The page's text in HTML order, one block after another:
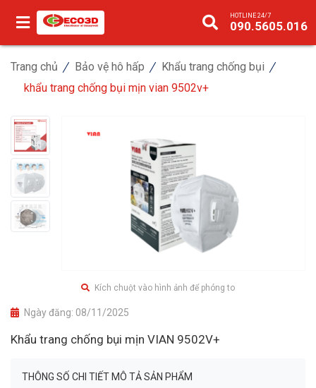
HOTLINE 24/7
090.5605.016
Trang chủ Bảo vệ hô hấp
Khẩu trang chống bụi
khẩu trang chống bụi mịn vian 9502v+
Kích chuột vào hình ảnh để phóng to
Ngày đăng: 08/11/2025
Khẩu trang chống bụi mịn VIAN 9502V+
THÔNG SỐ CHI TIẾT MÔ TẢ SẢN PHẨM